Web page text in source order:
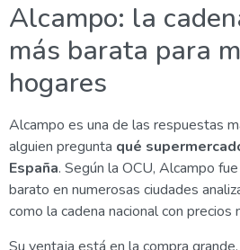
Alcampo: la
más barata para
hogares
Alcampo es una de las respuestas
alguien pregunta qué
España. Según la OCU, Alcampo
barato en numerosas ciudades
como la cadena nacional con